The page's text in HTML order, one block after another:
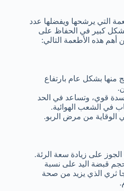
التي يرشحها ويفضلها عدد
بشكل كبير في الحفاظ على
أهم هذه الأطعمة التالي:
منها بشكل عام بارتفاع
قوي، وتساعد في الحد
في الشعب الهوائية.
الوقاية من مرض الربو.
على زيادة سعة الرئة.
قبضة اليد على نسبة
ثري الذي يزيد من صحة